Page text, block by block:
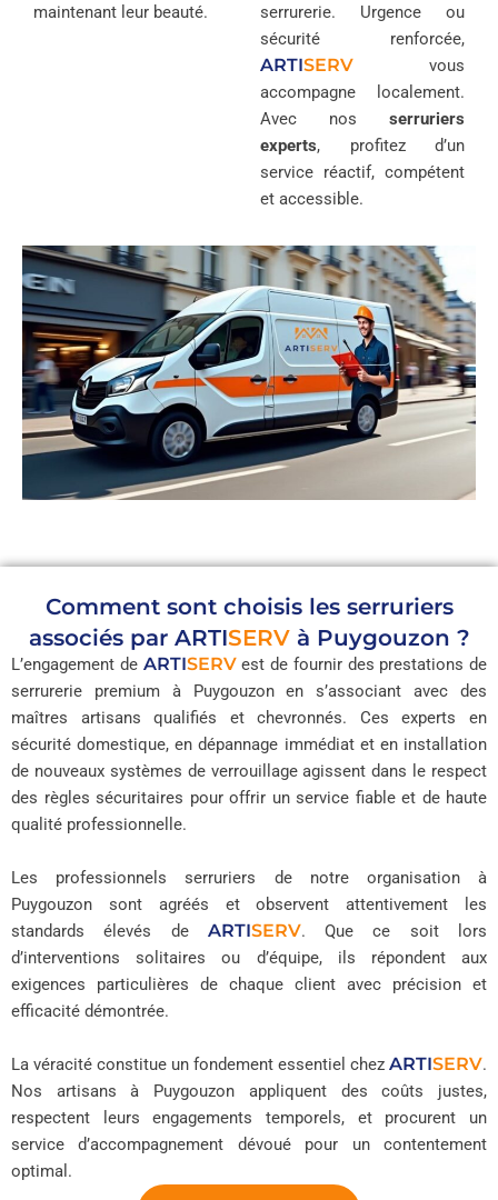
maintenant leur beauté.
serrurerie. Urgence ou
sécurité renforcée,
ARTISERV vous
accompagne localement.
Avec nos serruriers
experts, profitez d’un
service réactif, compétent
et accessible.
Comment sont choisis les serruriers
associés par ARTISERVà Puygouzon ?
L’engagement de ARTISERVest de fournir des prestations de
serrurerie premium à Puygouzon en s’associant avec des
maîtres artisans qualifiés et chevronnés. Ces experts en
sécurité domestique, en dépannage immédiat et en installation
de nouveaux systèmes de verrouillage agissent dans le respect
des règles sécuritaires pour offrir un service fiable et de haute
qualité professionnelle.
Les professionnels serruriers de notre organisation à
Puygouzon sont agréés et observent attentivement les
standards élevés de ARTISERV. Que ce soit lors
d’interventions solitaires ou d’équipe, ils répondent aux
exigences particulières de chaque client avec précision et
efficacité démontrée.
La véracité constitue un fondement essentiel chez ARTISERV.
Nos artisans à Puygouzon appliquent des coûts justes,
respectent leurs engagements temporels, et procurent un
service d’accompagnement dévoué pour un contentement
optimal.